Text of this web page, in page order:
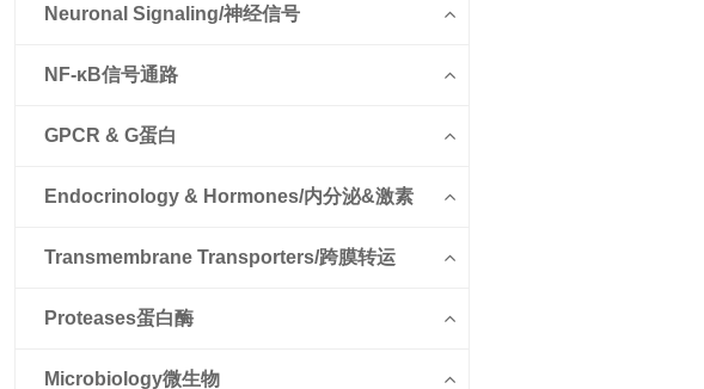
Neuronal Signaling/神经信号
NF-κB信号通路
GPCR & G蛋白
Endocrinology & Hormones/内分泌&激素
Transmembrane Transporters/跨膜转运
Proteases蛋白酶
Microbiology微生物